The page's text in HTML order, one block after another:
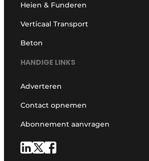
Heien & Funderen
Verticaal Transport
Beton
HANDIGE LINKS
Adverteren
Contact opnemen
Abonnement aanvragen